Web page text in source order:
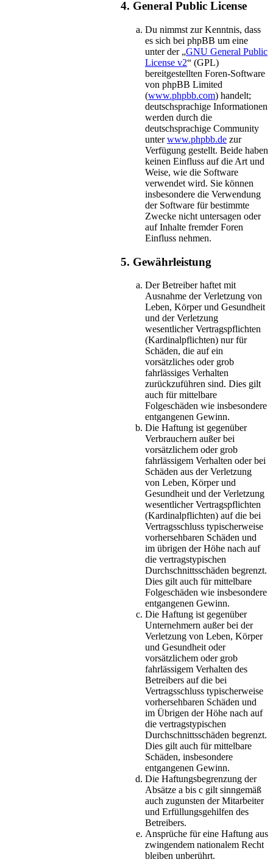
4. General Public License
Du nimmst zur Kenntnis, dass
es sich bei phpBB um eine
unter der „GNU General Public
License v2“ (GPL)
bereitgestellten Foren-Software
von phpBB Limited
(www.phpbb.com) handelt;
deutschsprachige Informationen
werden durch die
deutschsprachige Community
unterwww.phpbb.de zur
Verfügung gestellt. Beide haben
keinen Einfluss auf die Art und
Weise, wie die Software
verwendet wird. Sie können
insbesondere die Verwendung
der Software für bestimmte
Zwecke nicht untersagen oder
auf Inhalte fremder Foren
Einfluss nehmen.
5. Gewährleistung
Der Betreiber haftet mit
Ausnahme der Verletzung von
Leben, Körper und Gesundheit
und der Verletzung
wesentlicher Vertragspflichten
(Kardinalpflichten) nur für
Schäden, die auf ein
vorsätzliches oder grob
fahrlässiges Verhalten
zurückzuführen sind. Dies gilt
auch für mittelbare
Folgeschäden wie insbesondere
entgangenen Gewinn.
Die Haftung ist gegenüber
Verbrauchern außer bei
vorsätzlichem oder grob
fahrlässigem Verhalten oder bei
Schäden aus der Verletzung
von Leben, Körper und
Gesundheit und der Verletzung
wesentlicher Vertragspflichten
(Kardinalpflichten) auf die bei
Vertragsschluss typischerweise
vorhersehbaren Schäden und
im übrigen der Höhe nach auf
die vertragstypischen
Durchschnittsschäden begrenzt.
Dies gilt auch für mittelbare
Folgeschäden wie insbesondere
entgangenen Gewinn.
Die Haftung ist gegenüber
Unternehmern außer bei der
Verletzung von Leben, Körper
und Gesundheit oder
vorsätzlichem oder grob
fahrlässigem Verhalten des
Betreibers auf die bei
Vertragsschluss typischerweise
vorhersehbaren Schäden und
im Übrigen der Höhe nach auf
die vertragstypischen
Durchschnittsschäden begrenzt.
Dies gilt auch für mittelbare
Schäden, insbesondere
entgangenen Gewinn.
Die Haftungsbegrenzung der
Absätze a bis c gilt sinngemäß
auch zugunsten der Mitarbeiter
und Erfüllungsgehilfen des
Betreibers.
Ansprüche für eine Haftung aus
zwingendem nationalem Recht
bleiben unberührt.